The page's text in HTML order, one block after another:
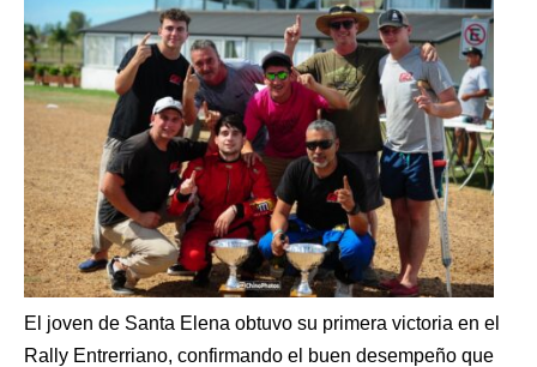
El joven de Santa Elena obtuvo su primera victoria en el
Rally Entrerriano, confirmando el buen desempeño que